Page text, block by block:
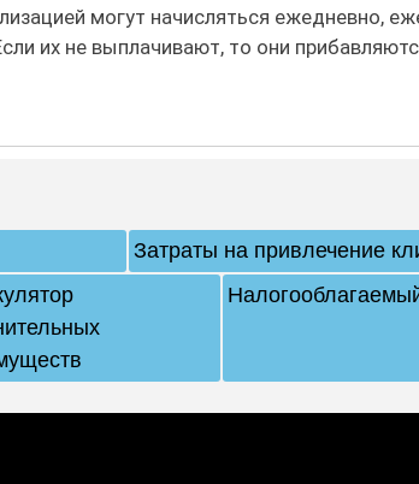
могут начисляться ежедневно,
их не выплачивают, то они
Затраты на привлечение